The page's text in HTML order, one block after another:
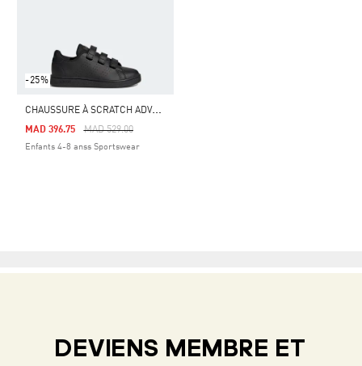
-25%
C
HAUSSURE À SCRATCH ADVANTAGE COURT LIFESTYLE
Price Reduced From
MAD 529.00To
MAD 396.75
Enfants 4-8 anss Sportswear
DEVIENS MEMBRE ET